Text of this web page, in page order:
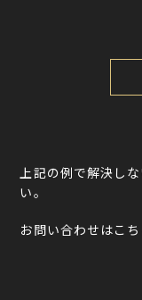
上記の例で解決し
い。
お問い合わせはこち